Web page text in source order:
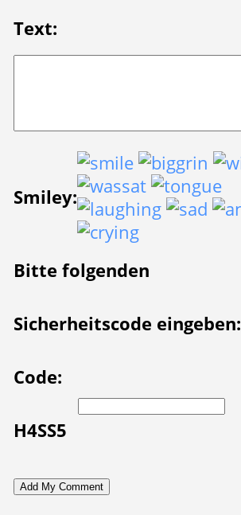
Text:
Smiley:
Bitte folgenden
Sicherheitscode eingeben:
Code:
H4SS5